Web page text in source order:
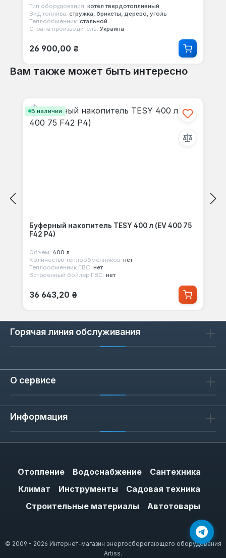
Тип оборудования: котел твердотопливный
Вид топлива: стружка, брикеты, дерево, уголь
Теплообменник: стальной
Страна производитель: Украина
Обычная цена:
26 900,00 ₴
Вам также может быть интересно
В наличии
Буферный накопитель TESY 400 л (EV 400 75
F42 P4)
Объем: 400 л
Количество теплообменников: нет
Теплообменник ГВС: нет
Встроенный бойлер ГВС: нет
Обычная цена:
36 643,20 ₴
Горячая линия обслуживания
О сервисе
Информация
Отопление Водоснабжение
Сантехника
Климат
Инструменты
Садовая техника
Строительные материалы
Автотовары
© 2009 - 2026 Интернет-магазин энергосберегающего оборудования
Artiss.